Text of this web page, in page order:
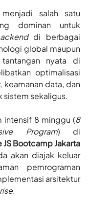
salah satu
dominan untuk
di berbagai
global maupun
nyata di
optimalisasi
keamanan data, dan
sistem sekaligus.
intensif 8 minggu (8
Program
Bootcamp Jakarta
akan diajak keluar
pemrograman
arsitektur
.